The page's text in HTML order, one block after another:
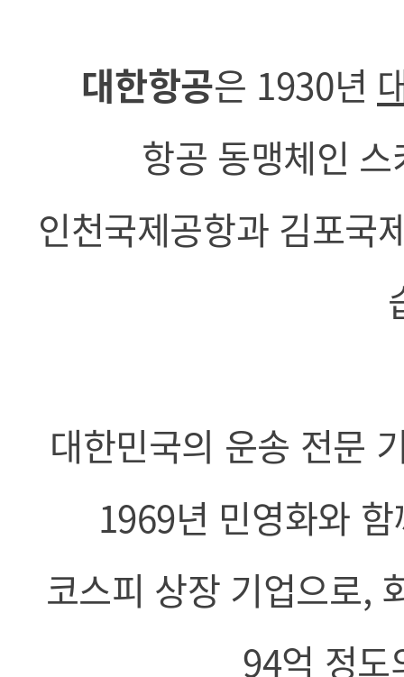
대한항공은 1930년
항공 동맹체인
인천국제공항과 김포국
대한민국의 운송 전문
1969년 민영화와
코스피 상장 기업으로,
94억 정도